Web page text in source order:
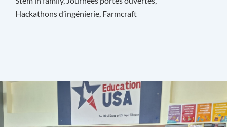
Hackathons d’ingénierie, Farmcraft